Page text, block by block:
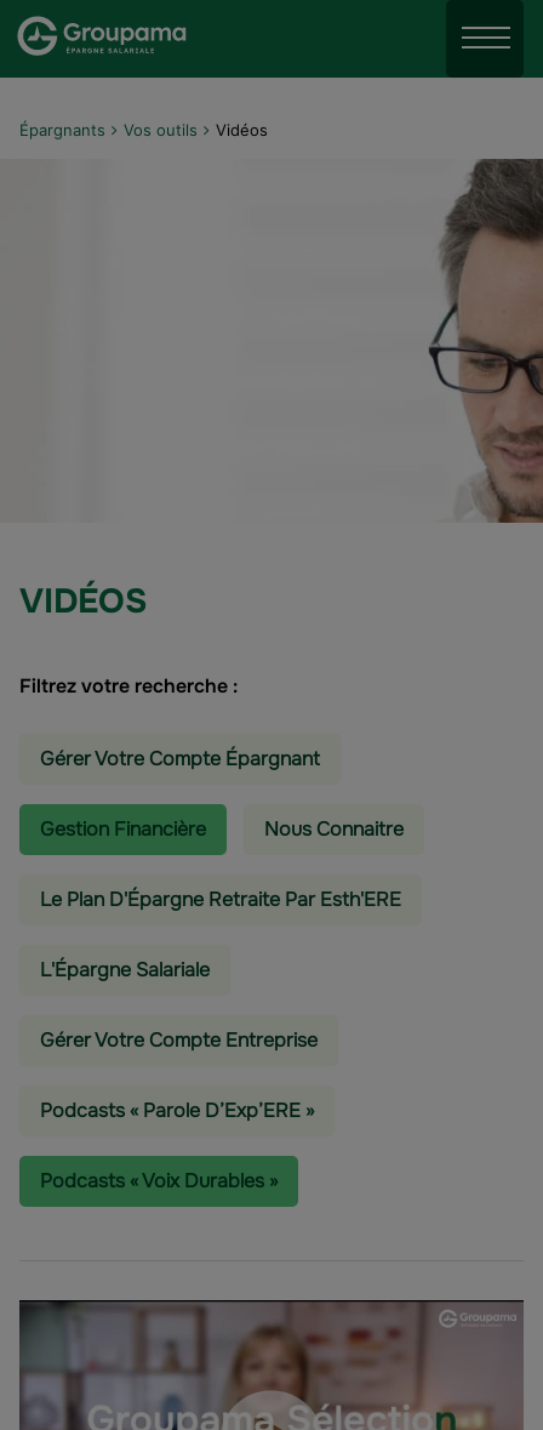
Aller au menu
Aller au contenu
Menu
Épargnants Vos outils Vidéos
VIDÉOS
Filtrez votre recherche :
Gérer Votre Compte Épargnant
Gestion Financière Nous Connaitre
Le Plan D'Épargne Retraite Par Esth'ERE
L'épargne Salariale
Gérer Votre Compte Entreprise
Podcasts « Parole D’Exp’ERE »
Podcasts « Voix Durables »